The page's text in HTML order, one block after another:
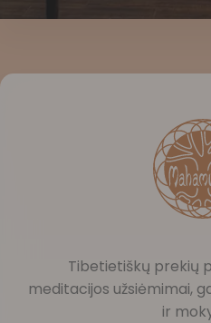
Tibetietiškų prekių
meditacijos užsiėmimai,
ir